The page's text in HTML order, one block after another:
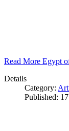
Read More Egypt
Details
Category:
Published: